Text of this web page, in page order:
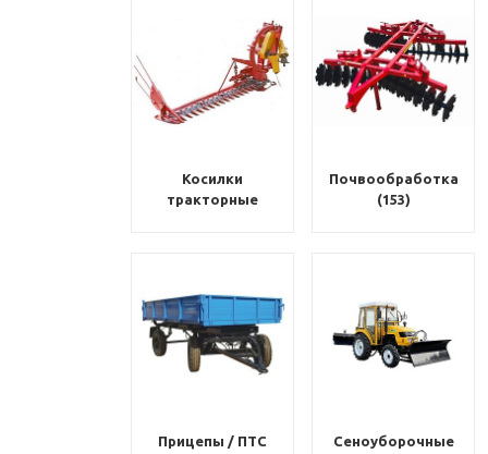
Косилки
тракторные
Почвообработка
(153)
Прицепы / ПТС
Сеноуборочные